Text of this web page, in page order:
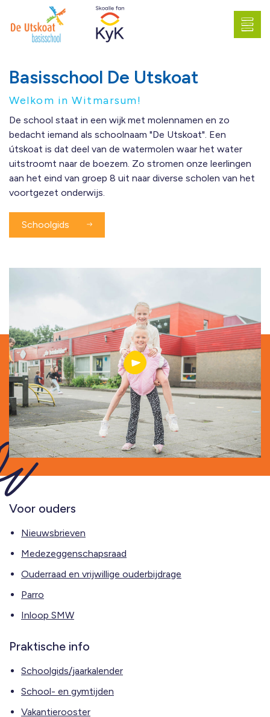
Basisschool De Utskoat
Welkom in Witmarsum!
De school staat in een wijk met molennamen en zo
bedacht iemand als schoolnaam "De Utskoat". Een
útskoat is dat deel van de watermolen waar het water
uitstroomt naar de boezem. Zo stromen onze leerlingen
aan het eind van groep 8 uit naar diverse scholen van het
voortgezet onderwijs.
Schoolgids
Voor ouders
Nieuwsbrieven
Medezeggenschapsraad
Ouderraad en vrijwillige ouderbijdrage
Parro
Inloop SMW
Praktische info
Schoolgids/jaarkalender
School- en gymtijden
Vakantierooster